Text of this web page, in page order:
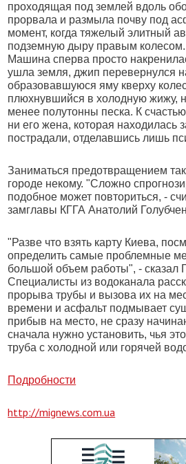
проходящая под землей вдоль
прорвала и размыла почву под
момент, когда тяжелый элитный
подземную дыру правым колесом.
Машина сперва просто
ушла земля, джип перевернулся
образовавшуюся яму кверху
плюхнувшийся в холодную жижу,
менее полутонны песка. К
ни его жена, которая находилась
пострадали, отделавшись лишь
Заниматься предотвращением
городе некому. "Сложно
подобное может повториться, -
замглавы КГГА Анатолий
"Разве что взять карту Киева,
определить самые проблемные
большой объем работы", - сказал
Специалисты из водоканала
прорыва трубы и вызова их на
времени и асфальт подмывает
прибыв на место, не сразу
сначала нужно установить, чья
труба с холодной или горячей
Подробности
http://mignews.com.ua